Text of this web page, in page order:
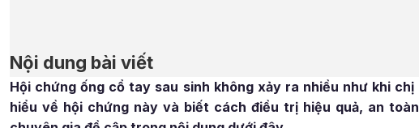
Nội dung bài viết
Hội chứng ống cổ tay sau sinh không xảy ra nhiều như khi
hiểu về hội chứng này và biết cách điều trị hiệu quả, an